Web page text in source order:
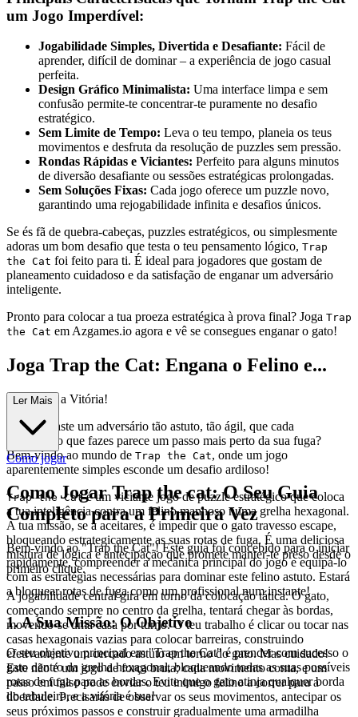
um Jogo Imperdível:
Jogabilidade Simples, Divertida e Desafiante: Fácil de
aprender, difícil de dominar – a experiência de jogo casual
perfeita.
Design Gráfico Minimalista: Uma interface limpa e sem
confusão permite-te concentrar-te puramente no desafio
estratégico.
Sem Limite de Tempo: Leva o teu tempo, planeia os teus
movimentos e desfruta da resolução de puzzles sem pressão.
Rondas Rápidas e Viciantes: Perfeito para alguns minutos
de diversão desafiante ou sessões estratégicas prolongadas.
Sem Soluções Fixas: Cada jogo oferece um puzzle novo,
garantindo uma rejogabilidade infinita e desafios únicos.
Se és fã de quebra-cabeças, puzzles estratégicos, ou simplesmente
adoras um bom desafio que testa o teu pensamento lógico, Trap
the Cat foi feito para ti. É ideal para jogadores que gostam de
planeamento cuidadoso e da satisfação de enganar um adversário
inteligente.
Pronto para colocar a tua proeza estratégica à prova final? Joga Trap
the Cat em Azgames.io agora e vê se consegues enganar o gato!
Joga Trap the Cat: Engana o Felino e...
Conquista a Vitória!
Já enfrentaste um adversário tão astuto, tão ágil, que cada
movimento que fazes parece um passo mais perto da sua fuga?
Bem-vindo ao mundo de Trap the Cat, onde um jogo
aparentemente simples esconde um desafio ardiloso!
Trap the Caté um viciante jogo de puzzle estratégico que coloca
a tua inteligência contra um felino manhoso numa grelha hexagonal.
A tua missão, se a aceitares, é impedir que o gato travesso escape,
bloqueando estrategicamente as suas rotas de fuga. É uma deliciosa
mistura de lógica e antecipação que promete manter-te preso desde o
primeiro clique.
A jogabilidade central gira em torno da colocação tática. O gato,
começando sempre no centro da grelha, tentará chegar às bordas,
movendo-se uma casa por turno. O teu trabalho é clicar ou tocar nas
casas hexagonais vazias para colocar barreiras, construindo
efetivamente um cercado astuto em torno do gato. Mas cuidado!
Este não é um jogo de força bruta; cada movimento conta, e um
passo em falso pode enviar o teu inimigo felino a correr para a
liberdade. Precisarás de observar os seus movimentos, antecipar os
seus próximos passos e construir gradualmente uma armadilha
Ler Mais
Como jogar
Como Jogar Trap the cat: O Seu Guia
Completo para a Primeira Vez
Bem-vindo ao "Trap the Cat"! Este guia foi concebido para o iniciar
rapidamente, compreender a mecânica principal do jogo e equipá-lo
com as estratégias necessárias para dominar este felino astuto. Estará
a bloquear rotas de fuga como um profissional num instante!
1. A Sua Missão: O Objetivo
O seu objetivo principal em "Trap the Cat" é prender com sucesso o
gato dentro da grelha hexagonal, bloqueando todas as suas possíveis
rotas de fuga para as bordas. Evite que o gato atinja qualquer borda
do tabuleiro, e a vitória é sua!